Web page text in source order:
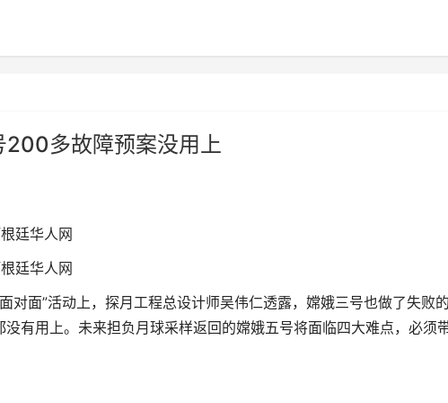
200多故障预案没用上
廷华人网
廷华人网
面”活动上，探月工程总设计师吴伟仁透露，嫦娥三号也做了失败
有用上。未来担负月球采样返回的嫦娥五号将面临四大难点，必须